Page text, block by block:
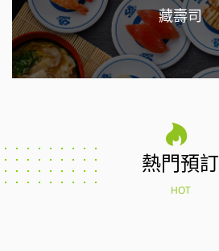
藏壽司
熱門預訂
HOT